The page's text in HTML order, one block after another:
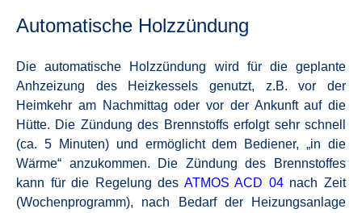
Automatische Holzzündung
Die automatische Holzzündung wird für die geplante
Anhzeizung des Heizkessels genutzt, z.B. vor der
Heimkehr am Nachmittag oder vor der Ankunft auf die
Hütte. Die Zündung des Brennstoffs erfolgt sehr schnell
(ca. 5 Minuten) und ermöglicht dem Bediener, „in die
Wärme“ anzukommen.
Die Zündung des Brennstoffes
kann für die Regelung des ATMOS ACD 04 nach Zeit
(Wochenprogramm), nach Bedarf der Heizungsanlage